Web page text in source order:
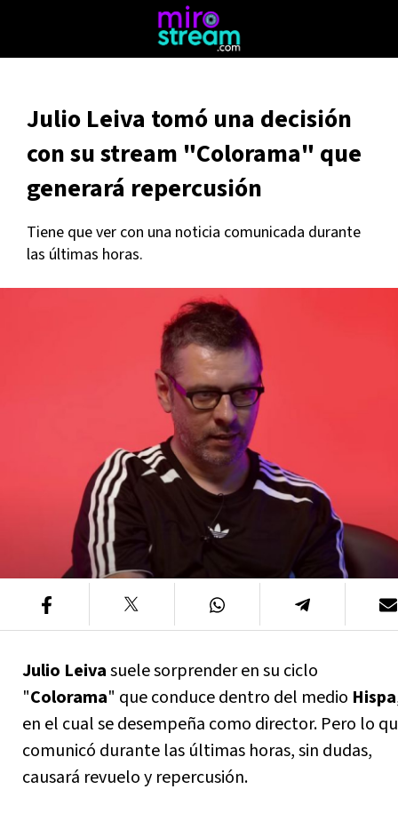
Julio Leiva tomó una decisión
con su stream "Colorama" que
generará repercusión
Tiene que ver con una noticia comunicada durante
las últimas horas.
Julio Leivasuele sorprender en su ciclo
"Colorama" que conduce dentro del medio Hispa
en el cual se desempeña como director. Pero lo
comunicó durante las últimas horas, sin dudas,
causará revuelo y repercusión.